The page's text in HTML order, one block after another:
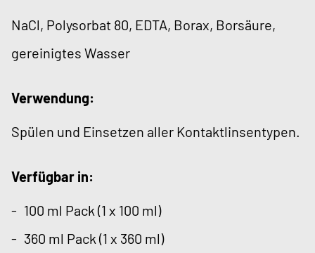
NaCl, Polysorbat 80, EDTA, Borax, Borsäure,
gereinigtes Wasser
Verwendung:
Spülen und Einsetzen aller Kontaktlinsentypen.
Verfügbar in:
100 ml Pack (1 x 100 ml)
360 ml Pack (1 x 360 ml)